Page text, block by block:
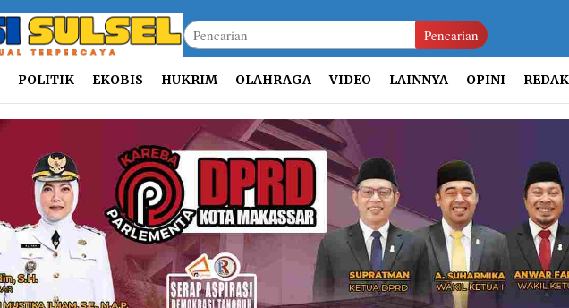
Pencarian
POLITIK EKOBIS HUKRIM OLAHRAGA VIDEO LAINNYA OPINI